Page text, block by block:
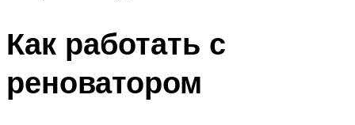
Как работать с
реноватором